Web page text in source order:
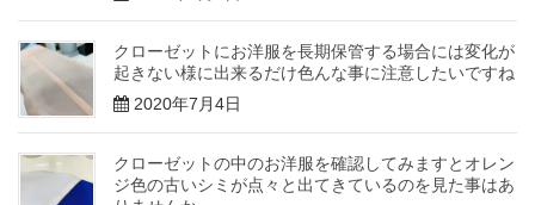
クローゼットにお洋服を長期保管する場合には変化が
起きない様に出来るだけ色んな事に注意したいですね
2020年7月4日
クローゼットの中のお洋服を確認してみますとオレン
ジ色の古いシミが点々と出てきているのを見た事はあ